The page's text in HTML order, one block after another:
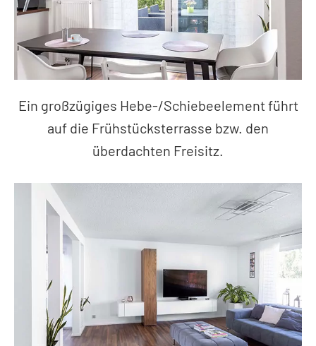
Ein großzügiges Hebe-/Schiebeelement führt
auf die Frühstücksterrasse bzw. den
überdachten Freisitz.